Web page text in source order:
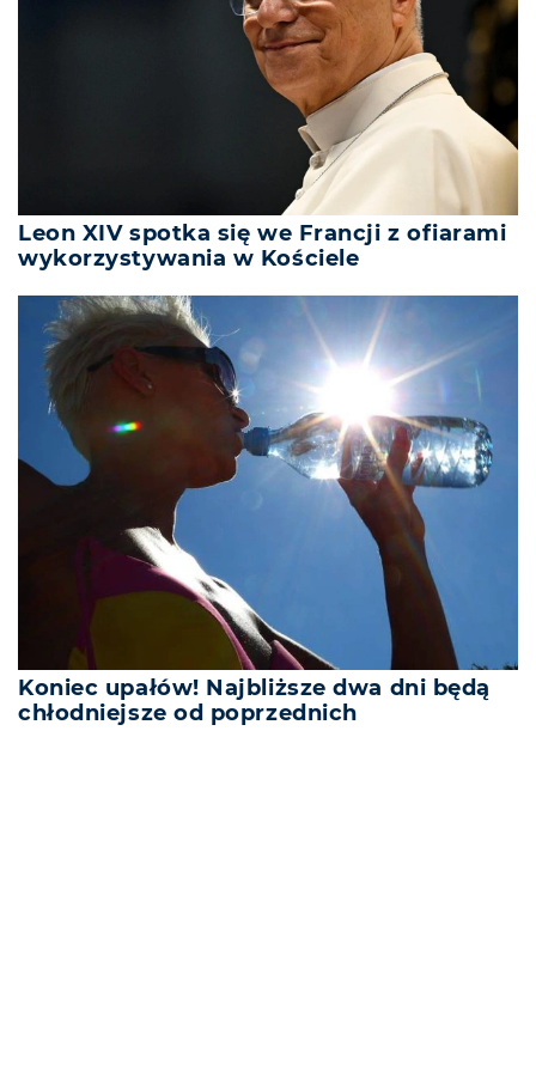
Leon XIV spotka się we Francji z ofiarami
wykorzystywania w Kościele
Koniec upałów! Najbliższe dwa dni będą
chłodniejsze od poprzednich